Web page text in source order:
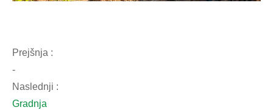
Prejšnja :
-
Naslednji :
Gradnja